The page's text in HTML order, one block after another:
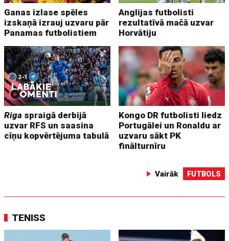
Ganas izlase spēles
izskaņā izrauj uzvaru pār
Panamas futbolistiem
Anglijas futbolisti
rezultatīvā mačā uzvar
Horvātiju
Riga spraigā derbijā
uzvar RFS un saasina
cīņu kopvērtējuma tabulā
Kongo DR futbolisti liedz
Portugālei un Ronaldu ar
uzvaru sākt PK
finālturnīru
Vairāk FUTBOLS
TENISS